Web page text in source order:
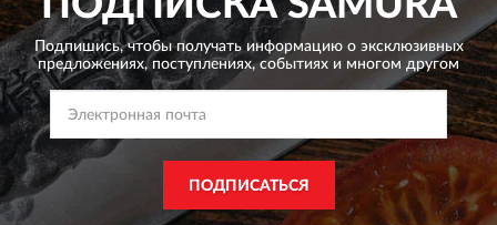
Подпишись, чтобы получать информацию о эксклюзивных
предложениях, поступлениях, событиях и многом другом
ПОДПИСАТЬСЯ